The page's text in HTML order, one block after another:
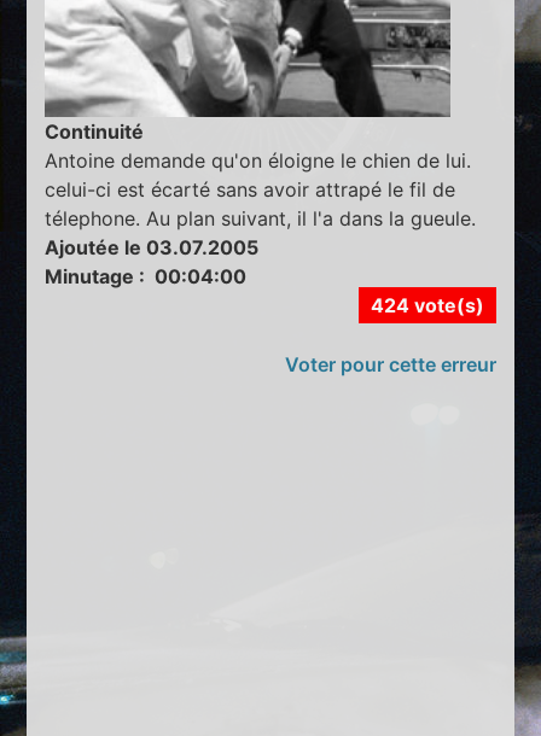
Continuité
Antoine demande qu'on éloigne le chien de lui.
celui-ci est écarté sans avoir attrapé le fil de
télephone. Au plan suivant, il l'a dans la gueule.
Ajoutée le 03.07.2005
Minutage : 00:04:00
424 vote(s)
Voter pour cette erreur